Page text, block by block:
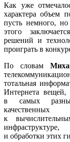
Как уже
характера объем
пусть немного,
этого
решений и
проиграть в
По словам
тотальная
Интернета вещей,
в самых
к
и обработки этих